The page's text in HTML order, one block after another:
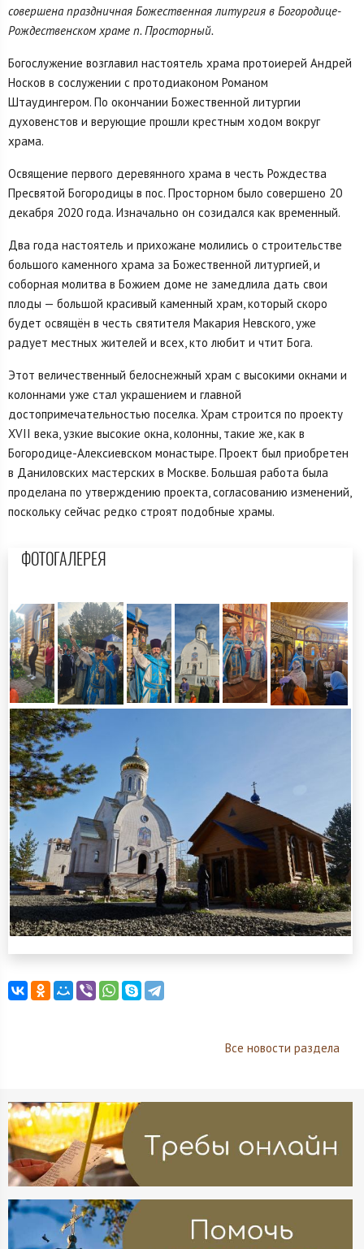
совершена праздничная Божественная литургия в Богородице-
Рождественском храме п. Просторный.
Богослужение возглавил настоятель храма протоиерей Андрей
Носков в сослужении с протодиаконом Романом
Штаудингером. По окончании Божественной литургии
духовенстов и верующие прошли крестным ходом вокруг
храма.
Освящение первого деревянного храма в честь Рождества
Пресвятой Богородицы в пос. Просторном было совершено 20
декабря 2020 года. Изначально он созидался как временный.
Два года настоятель и прихожане молились о строительстве
большого каменного храма за Божественной литургией, и
соборная молитва в Божием доме не замедлила дать свои
плоды — большой красивый каменный храм, который скоро
будет освящён в честь святителя Макария Невского, уже
радует местных жителей и всех, кто любит и чтит Бога.
Этот величественный белоснежный храм с высокими окнами и
колоннами уже стал украшением и главной
достопримечательностью поселка. Храм строится по проекту
XVII века, узкие высокие окна, колонны, такие же, как в
Богородице-Алексиевском монастыре. Проект был приобретен
в Даниловских мастерских в Москве. Большая работа была
проделана по утверждению проекта, согласованию изменений,
поскольку сейчас редко строят подобные храмы.
ФОТОГАЛЕРЕЯ
Все новости раздела